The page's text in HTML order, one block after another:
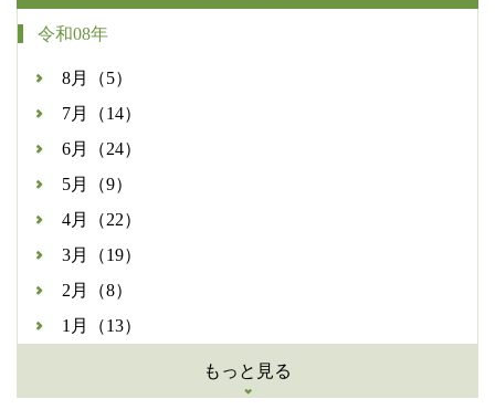
令和08年
8月（5）
7月（14）
6月（24）
5月（9）
4月（22）
3月（19）
2月（8）
1月（13）
もっと見る